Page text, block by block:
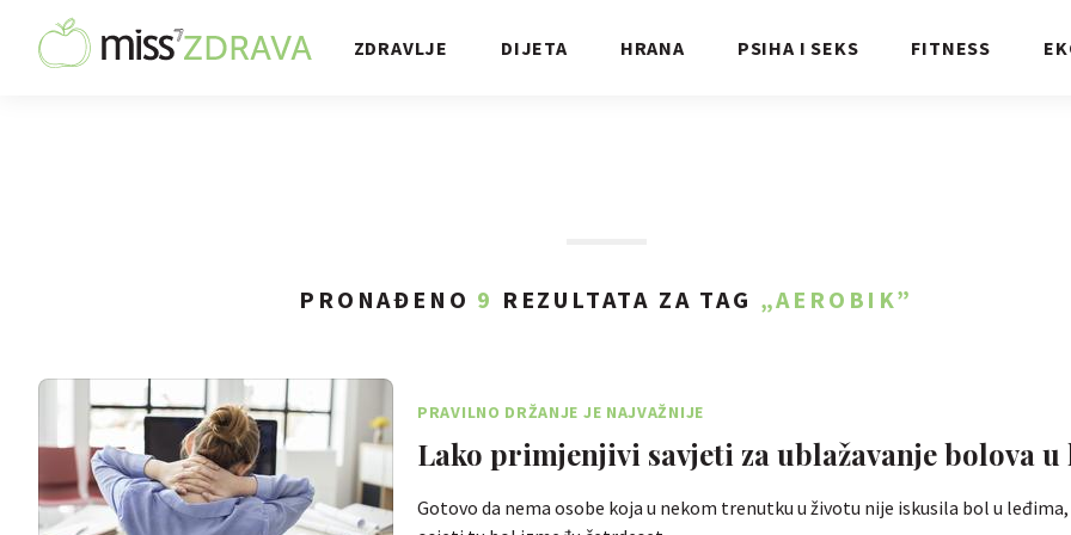
ZDRAVLJE DIJETA HRANA PSIHA I SEKS FITNESS
PRONAĐENO 9 REZULTATA ZA TAG „AEROBIK”
PRAVILNO DRŽANJE JE NAJVAŽNIJE
Lako primjenjivi savjeti za ublažavanje bolova u
Gotovo da nema osobe koja u nekom trenutku u životu nije iskusila bol u leđima,